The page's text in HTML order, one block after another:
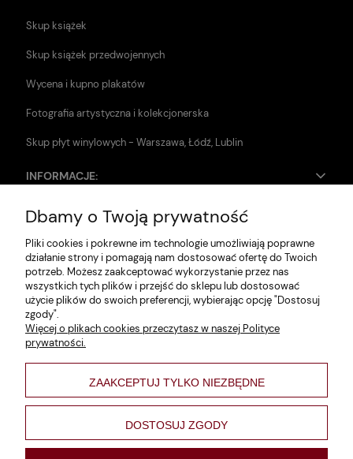
Skup książek
Skup książek przedwojennych
Wycena i kupno plakatów
Fotografia artystyczna i kolekcjonerska
Skup płyt winylowych - Warszawa, Łódź, Lublin
INFORMACJE:
Zwroty i reklamacje
Dane firmy
Jak szukać?
Polityka prywatności
Regulamin
Poltyka cookies
varsaviana
Nowości
Dbamy o Twoją prywatność
Pliki cookies i pokrewne im technologie umożliwiają poprawne
działanie strony i pomagają nam dostosować ofertę do Twoich
potrzeb. Możesz zaakceptować wykorzystanie przez nas
wszystkich tych plików i przejść do sklepu lub dostosować
użycie plików do swoich preferencji, wybierając opcję "Dostosuj
zgody".
Więcej o plikach cookies przeczytasz w naszej Polityce
prywatności.
ZAAKCEPTUJ TYLKO NIEZBĘDNE
DOSTOSUJ ZGODY